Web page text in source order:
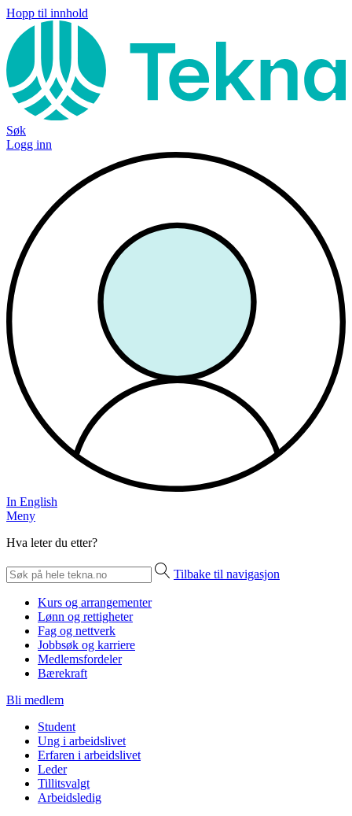
Hopp til innhold
Søk
Logg inn
In English
Meny
Hva leter du etter?
Tilbake til navigasjon
Kurs og arrangementer
Lønn og rettigheter
Fag og nettverk
Jobbsøk og karriere
Medlemsfordeler
Bærekraft
Bli medlem
Student
Ung i arbeidslivet
Erfaren i arbeidslivet
Leder
Tillitsvalgt
Arbeidsledig